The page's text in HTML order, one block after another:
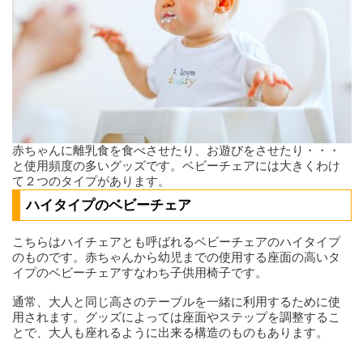
赤ちゃんに離乳食を食べさせたり、お遊びをさせたり・・・
と使用頻度の多いグッズです。ベビーチェアには大きくわけ
て２つのタイプがあります。
ハイタイプのベビーチェア
こちらはハイチェアとも呼ばれるベビーチェアのハイタイプ
のものです。赤ちゃんから幼児までの使用する座面の高いタ
イプのベビーチェアすなわち子供用椅子です。
通常、大人と同じ高さのテーブルを一緒に利用するために使
用されます。グッズによっては座面やステップを調整するこ
とで、大人も座れるように出来る構造のものもあります。